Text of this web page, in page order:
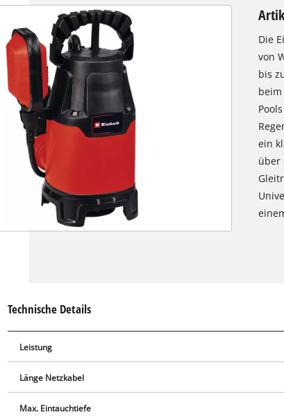
Die
von
bis
ein
über
Technische Details
Leistung
Länge Netzkabel
Max. Eintauchtiefe